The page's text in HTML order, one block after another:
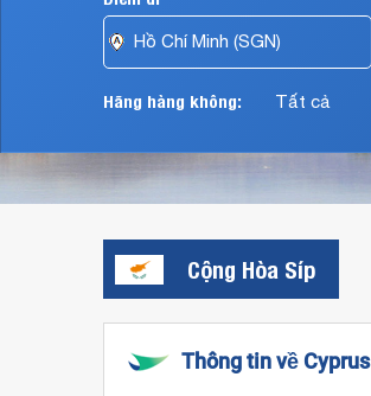
Airlines,
Lufthansa,
Thai
Hãng hàng không:
Cộng Hòa Síp
Thông tin về Cyprus